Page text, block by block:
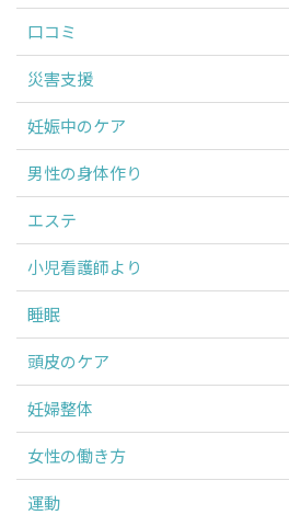
口コミ
災害支援
妊娠中のケア
男性の身体作り
エステ
小児看護師より
睡眠
頭皮のケア
妊婦整体
女性の働き方
運動